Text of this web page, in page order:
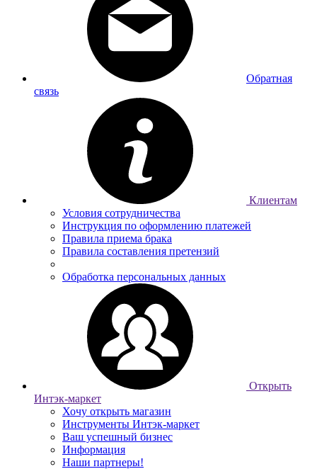
Обратная
связь
Клиентам
Условия сотрудничества
Инструкция по оформлению платежей
Правила приема брака
Правила составления претензий
Обработка персональных данных
Открыть
Интэк-маркет
Хочу открыть магазин
Инструменты Интэк-маркет
Ваш успешный бизнес
Информация
Наши партнеры!